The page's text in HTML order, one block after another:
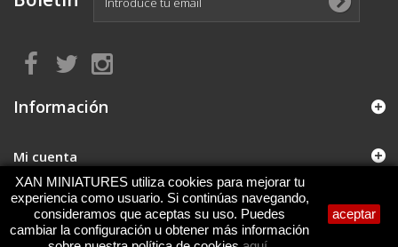
Información
Mi cuenta
Información sobre la tienda
XAN MINIATURES utiliza cookies para mejorar tu
experiencia como usuario. Si continúas navegando,
consideramos que aceptas su uso. Puedes
cambiar la configuración u obtener más información
aceptar